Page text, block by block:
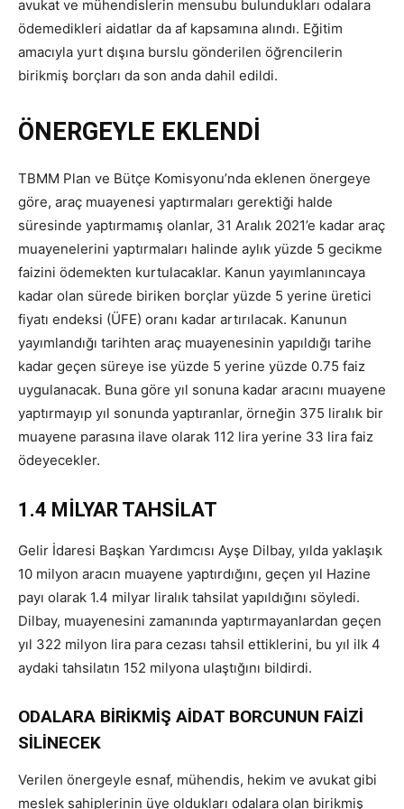
avukat ve mühendislerin mensubu bulundukları odalara
ödemedikleri aidatlar da af kapsamına alındı. Eğitim
amacıyla yurt dışına burslu gönderilen öğrencilerin
birikmiş borçları da son anda dahil edildi.
ÖNERGEYLE EKLENDİ
TBMM Plan ve Bütçe Komisyonu’nda eklenen önergeye
göre, araç muayenesi yaptırmaları gerektiği halde
süresinde yaptırmamış olanlar, 31 Aralık 2021’e kadar araç
muayenelerini yaptırmaları halinde aylık yüzde 5 gecikme
faizini ödemekten kurtulacaklar. Kanun yayımlanıncaya
kadar olan sürede biriken borçlar yüzde 5 yerine üretici
fiyatı endeksi (ÜFE) oranı kadar artırılacak. Kanunun
yayımlandığı tarihten araç muayenesinin yapıldığı tarihe
kadar geçen süreye ise yüzde 5 yerine yüzde 0.75 faiz
uygulanacak. Buna göre yıl sonuna kadar aracını muayene
yaptırmayıp yıl sonunda yaptıranlar, örneğin 375 liralık bir
muayene parasına ilave olarak 112 lira yerine 33 lira faiz
ödeyecekler.
1.4 MİLYAR TAHSİLAT
Gelir İdaresi Başkan Yardımcısı Ayşe Dilbay, yılda yaklaşık
10 milyon aracın muayene yaptırdığını, geçen yıl Hazine
payı olarak 1.4 milyar liralık tahsilat yapıldığını söyledi.
Dilbay, muayenesini zamanında yaptırmayanlardan geçen
yıl 322 milyon lira para cezası tahsil ettiklerini, bu yıl ilk 4
aydaki tahsilatın 152 milyona ulaştığını bildirdi.
ODALARA BİRİKMİŞ AİDAT BORCUNUN FAİZİ
SİLİNECEK
Verilen önergeyle esnaf, mühendis, hekim ve avukat gibi
meslek sahiplerinin üye oldukları odalara olan birikmiş